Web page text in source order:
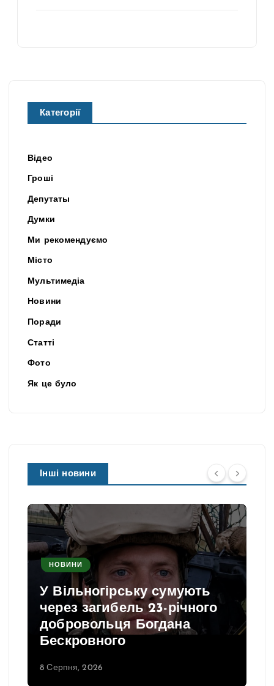
Категорії
Відео
Гроші
Депутаты
Думки
Ми рекомендуємо
Місто
Мультимедіа
Новини
Поради
Статті
Фото
Як це було
Інші новини
НОВИНИ
У Вільногірську сумують
через загибель 23-річного
добровольця Богдана
Бескровного
8 Серпня, 2026